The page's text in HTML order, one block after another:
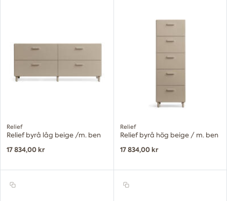
Relief
Relief byrå låg beige /m. ben
17 834,00 kr
Relief
Relief byrå hög beige / m. ben
17 834,00 kr